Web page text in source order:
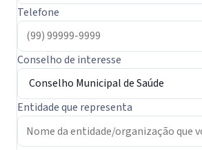
Telefone
Conselho de interesse
Entidade que representa